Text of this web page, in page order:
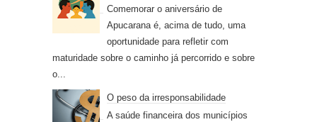
Comemorar o aniversário de
Apucarana é, acima de tudo, uma
oportunidade para refletir com
maturidade sobre o caminho já percorrido e sobre
o...
O peso da irresponsabilidade
A saúde financeira dos municípios